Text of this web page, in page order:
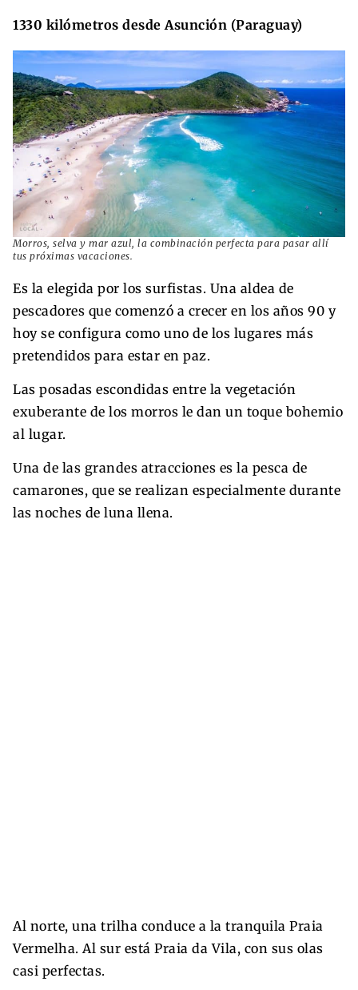
1330 kilómetros desde Asunción (Paraguay)
Morros, selva y mar azul, la combinación perfecta para pasar allí
tus próximas vacaciones.
Es la elegida por los surfistas. Una aldea de
pescadores que comenzó a crecer en los años 90 y
hoy se configura como uno de los lugares más
pretendidos para estar en paz.
Las posadas escondidas entre la vegetación
exuberante de los morros le dan un toque bohemio
al lugar.
Una de las grandes atracciones es la pesca de
camarones, que se realizan especialmente durante
las noches de luna llena.
Al norte, una trilha conduce a la tranquila Praia
Vermelha. Al sur está Praia da Vila, con sus olas
casi perfectas.